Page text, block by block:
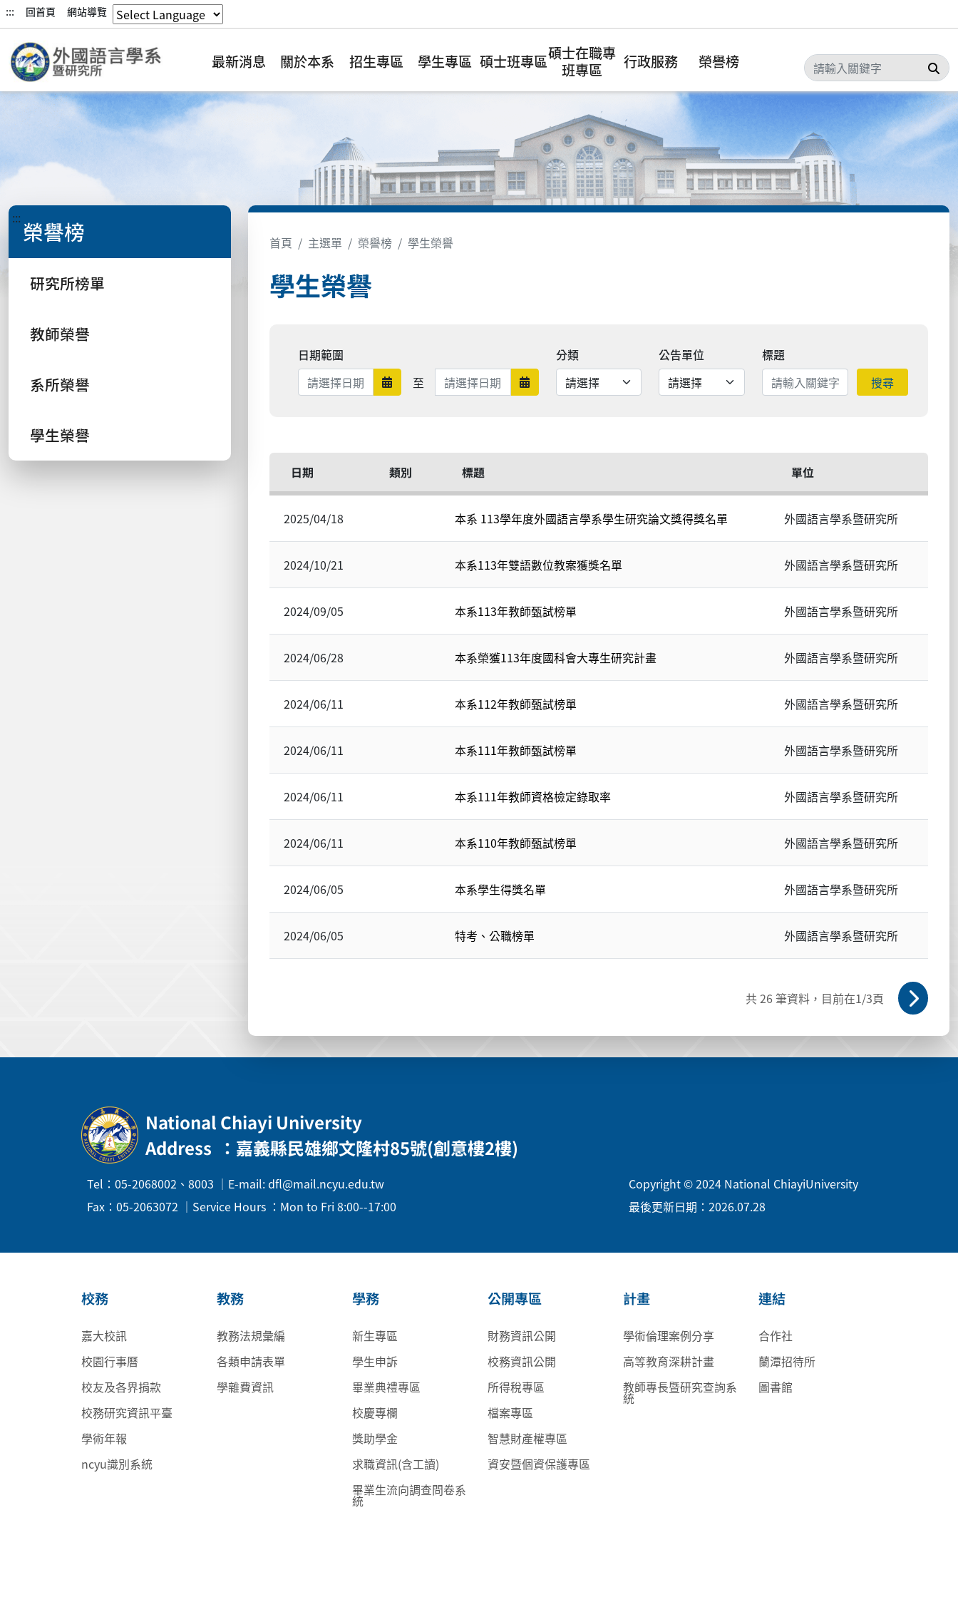
::: 回首頁 網站導覽
最新消息 關於本系 招生專區 學生專區 碩士班專區碩士在職專
班專區
行政服務 榮譽榜 搜
::: 榮譽榜
研究所榜單
教師榮譽
系所榮譽
學生榮譽
首頁 主選單 榮譽榜 學生榮譽
學生榮譽
日期範圍
日期範圍開始
至 日期範圍結束 日期範圍結束
分類 公告單位
標題
搜尋
日期 類別 標題 單位
2025/04/18 本系 113學年度外國語言學系學生研究論文獎得獎名單 外國語言學系暨研究所
2024/10/21 本系113年雙語數位教案獲獎名單 外國語言學系暨研究所
2024/09/05 本系113年教師甄試榜單 外國語言學系暨研究所
2024/06/28 本系榮獲113年度國科會大專生研究計畫 外國語言學系暨研究所
2024/06/11 本系112年教師甄試榜單 外國語言學系暨研究所
2024/06/11 本系111年教師甄試榜單 外國語言學系暨研究所
2024/06/11 本系111年教師資格檢定錄取率 外國語言學系暨研究所
2024/06/11 本系110年教師甄試榜單 外國語言學系暨研究所
2024/06/05 本系學生得獎名單 外國語言學系暨研究所
2024/06/05 特考、公職榜單 外國語言學系暨研究所
共26 筆資料，目前在1/3頁
National Chiayi University
Address ：嘉義縣民雄鄉文隆村85號(創意樓2樓)
Tel：05-2068002、8003 ｜E-mail: dfl@mail.ncyu.edu.tw
Fax：05-2063072 ｜Service Hours ：Mon to Fri 8:00--17:00
Copyright © 2024 National ChiayiUniversity
最後更新日期：2026.07.28
校務
嘉大校訊
校園行事曆
校友及各界捐款
校務研究資訊平臺
學術年報
ncyu識別系統
教務
教務法規彙編
各類申請表單
學雜費資訊
學務
新生專區
學生申訴
畢業典禮專區
校慶專欄
獎助學金
求職資訊(含工讀)
畢業生流向調查問卷系
統
公開專區
財務資訊公開
校務資訊公開
所得稅專區
檔案專區
智慧財產權專區
資安暨個資保護專區
計畫
學術倫理案例分享
高等教育深耕計畫
教師專長暨研究查詢系
統
連結
合作社
蘭潭招待所
圖書館